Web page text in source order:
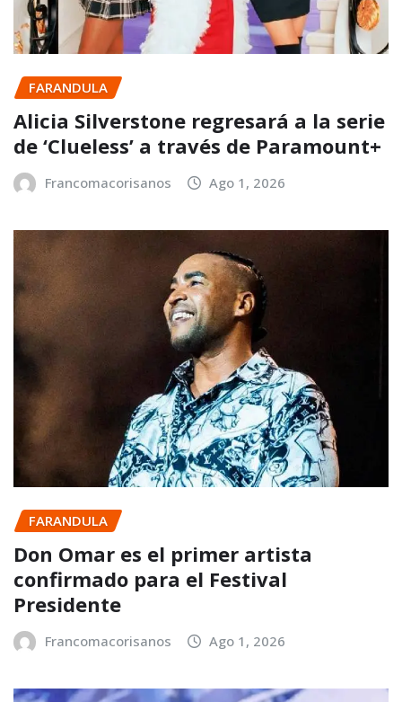
FARANDULA
Alicia Silverstone regresará a la serie
de ‘Clueless’ a través de Paramount+
Francomacorisanos Ago 1, 2026
FARANDULA
Don Omar es el primer artista
confirmado para el Festival
Presidente
Francomacorisanos Ago 1, 2026